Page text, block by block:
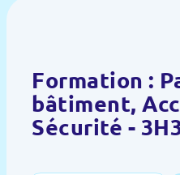
Formation :
bâtiment,
Sécurité -